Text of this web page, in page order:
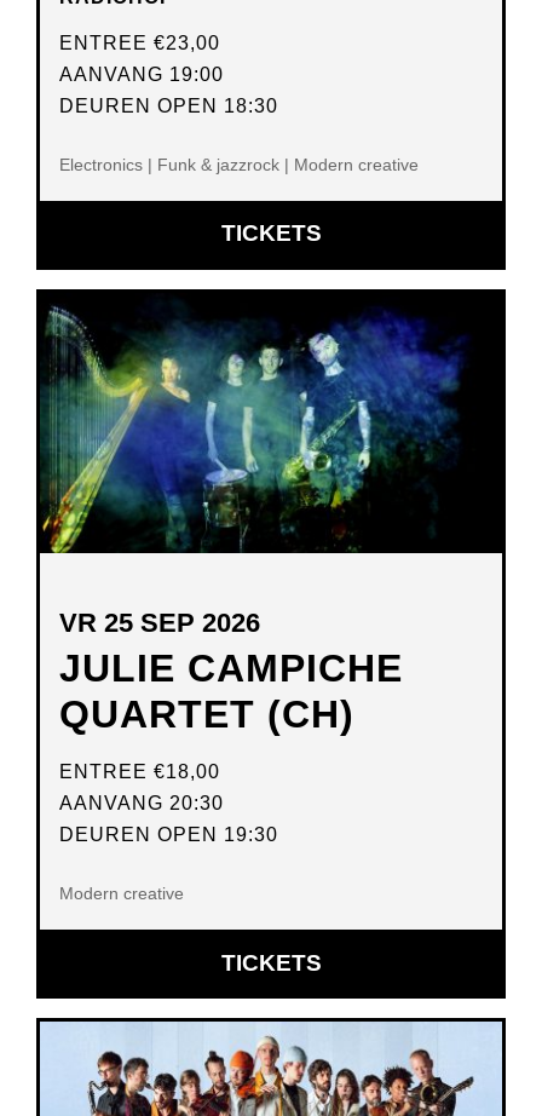
ENTREE €23,00
AANVANG 19:00
DEUREN OPEN 18:30
Electronics | Funk & jazzrock | Modern creative
TICKETSOPENT
IN
NIEUW
VENSTER
JULIE CAMPICHE
QUARTET (CH)
VR 25 SEP 2026
ENTREE €18,00
AANVANG 20:30
DEUREN OPEN 19:30
Modern creative
TICKETSOPENT
IN
VENSTER